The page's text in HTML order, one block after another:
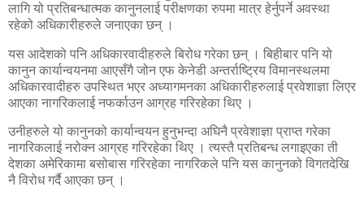
लागि यो प्रतिबन्धात्मक कानुनलाई परीक्षणका रुपमा मात्र हेर्नुपर्ने अवस्था
रहेको अधिकारीहरुले जनाएका छन् ।
यस आदेशको पनि अधिकारवादीहरुले बिरोध गरेका छन् । बिहीबार पनि यो
कानुन कार्यान्वयनमा आएसँगै जोन एफ केनेडी अन्तर्राष्ट्रिय विमानस्थलमा
अधिकारवादीहरु उपस्थित भएर अध्यागमनका अधिकारीहरुलाई प्रवेशाज्ञा लिएर
आएका नागरिकलाई नफर्काउन आग्रह गरिरहेका थिए ।
उनीहरुले यो कानुनको कार्यान्वयन हुनुभन्दा अघिनै प्रवेशाज्ञा प्राप्त गरेका
नागरिकलाई नरोक्न आग्रह गरिरहेका थिए । त्यस्तै प्रतिबन्ध लगाइएका ती
देशका अमेरिकामा बसोबास गरिरहेका नागरिकले पनि यस कानुनको विगतदेखि
नै विरोध गर्दै आएका छन् ।